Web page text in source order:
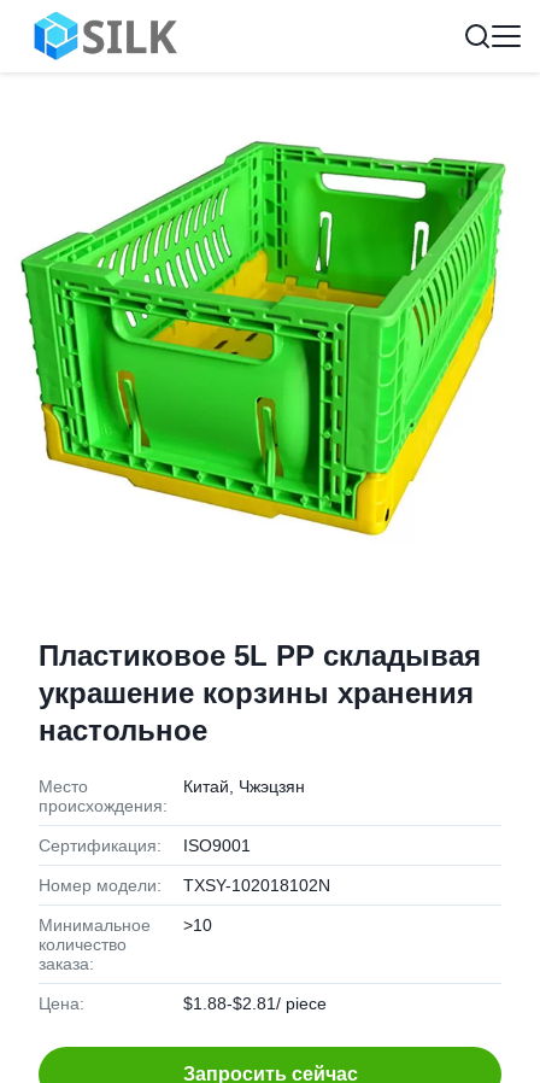
Пластиковое 5L PP складывая
украшение корзины хранения
настольное
Место
происхождения:
Китай, Чжэцзян
Сертификация: ISO9001
Номер модели: TXSY-102018102N
Минимальное
количество
заказа:
>10
Цена: $1.88-$2.81/ piece
Запросить сейчас